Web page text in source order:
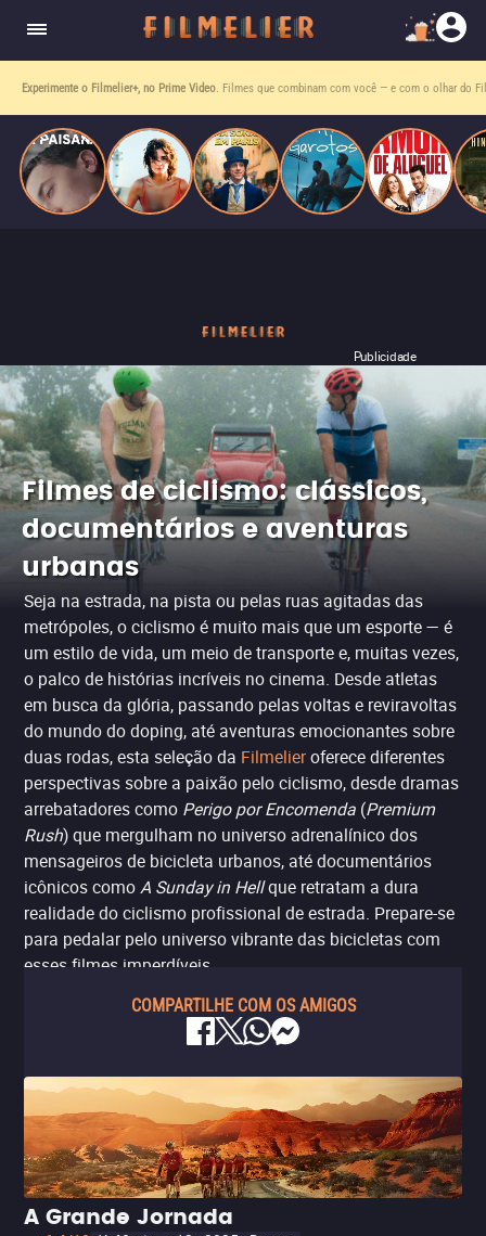
Entre tantas opções,receba o que mais vale seu tempo!
Toda sexta, no seu e-mail.
Publicidade
Filmes de ciclismo: clássicos,
documentários e aventuras
urbanas
Seja na estrada, na pista ou pelas ruas agitadas das
metrópoles, o ciclismo é muito mais que um esporte — é
um estilo de vida, um meio de transporte e, muitas vezes,
o palco de histórias incríveis no cinema. Desde atletas
em busca da glória, passando pelas voltas e reviravoltas
do mundo do doping, até aventuras emocionantes sobre
duas rodas, esta seleção da Filmelieroferece diferentes
perspectivas sobre a paixão pelo ciclismo, desde dramas
arrebatadores como Perigo por Encomenda (Premium
Rush) que mergulham no universo adrenalínico dos
mensageiros de bicicleta urbanos, até documentários
icônicos comoA Sunday in Hellque retratam a dura
realidade do ciclismo profissional de estrada. Prepare-se
para pedalar pelo universo vibrante das bicicletas com
esses filmes imperdíveis.
COMPARTILHE COM OS AMIGOS
A Grande Jornada
quando se apaixona por um de seus alvos.